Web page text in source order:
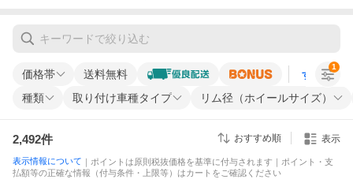
価格帯 送料無料 すべての条
種類 取り付け車種タイプ リム径（ホイールサイズ）
1
2,492件 おすすめ順 表示
表示情報について ｜ポイントは原則税抜価格を基準に付与されます｜ポイント・支
払額等の正確な情報（付与条件・上限等）はカートをご確認ください